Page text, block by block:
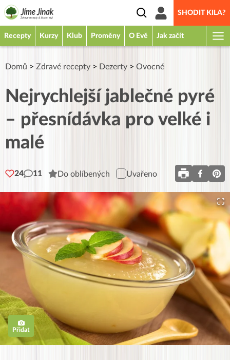
SHODIT KILA?
Recepty Kurzy Klub Proměny O Evě Jak začít
Domů > Zdravé recepty > Dezerty > Ovocné
Nejrychlejší jablečné pyré
– přesnídávka pro velké i
malé
24 11 Do oblíbených Uvařeno
Přidat